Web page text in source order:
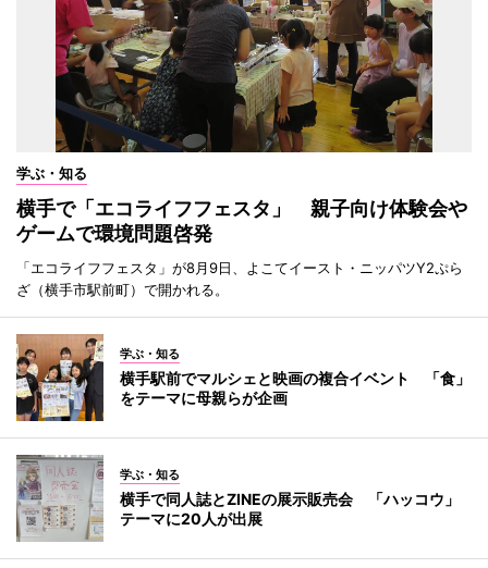
学ぶ・知る
横手で「エコライフフェスタ」 親子向け体験会や
ゲームで環境問題啓発
「エコライフフェスタ」が8月9日、よこてイースト・ニッパツY2ぷら
ざ（横手市駅前町）で開かれる。
学ぶ・知る
横手駅前でマルシェと映画の複合イベント 「食」
をテーマに母親らが企画
学ぶ・知る
横手で同人誌とZINEの展示販売会 「ハッコウ」
テーマに20人が出展